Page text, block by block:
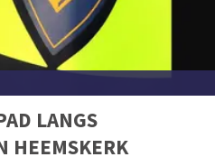
LANGS
HEEMSKERK